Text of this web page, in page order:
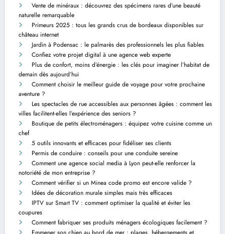
Vente de minéraux : découvrez des spécimens rares d’une beauté
naturelle remarquable
Primeurs 2025 : tous les grands crus de bordeaux disponibles sur
château internet
Jardin à Podensac : le palmarès des professionnels les plus fiables
Confiez votre projet digital à une agence web experte
Plus de confort, moins d’énergie : les clés pour imaginer l’habitat de
demain dès aujourd’hui
Comment choisir le meilleur guide de voyage pour votre prochaine
aventure ?
Les spectacles de rue accessibles aux personnes âgées : comment les
villes facilitent-elles l’expérience des seniors ?
Boutique de petits électroménagers : équipez votre cuisine comme un
chef
5 outils innovants et efficaces pour fidéliser ses clients
Permis de conduire : conseils pour une conduite sereine
Comment une agence social media à Lyon peut-elle renforcer la
notoriété de mon entreprise ?
Comment vérifier si un Minea code promo est encore valide ?
Idées de décoration murale simples mais très efficaces
IPTV sur Smart TV : comment optimiser la qualité et éviter les
coupures
Comment fabriquer ses produits ménagers écologiques facilement ?